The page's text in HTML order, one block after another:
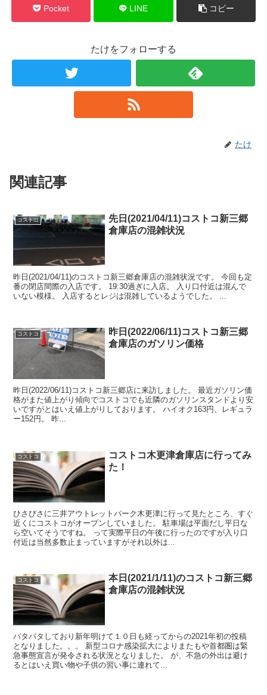
Pocket LINE コピー
たけをフォローする
たけ
関連記事
コストコ
先日(2021/04/11)コストコ新三郷
倉庫店の混雑状況
昨日(2021/04/11)のコストコ新三郷倉庫店の混雑状況です。 今回も定
番の閉店間際の入店です。 19:30過ぎに入店。 入り口付近は混んで
いない模様。 入店するとレジは混雑しているようでした。 ...
コストコ
昨日(2022/06/11)コストコ新三郷
倉庫店のガソリン価格
昨日(2022/06/11)コストコ新三郷店に来訪しました。 最近ガソリン価
格がまた値上がり傾向でコストコでも近隣のガソリンスタンドより安
いですがとはいえ値上がりしております。 ハイオク163円、レギュラ
ー152円。 昨...
コストコ
コストコ木更津倉庫店に行ってみ
た！
ひさびさに三井アウトレットパーク木更津に行って見たところ、すぐ
近くにコストコがオープンしていました。 駐車場は平面だし平日な
ら空いてそうですね。 って実際平日の午後に行ったのですが入り口
付近は当然多数止まっていますがそれ以外は...
コストコ
本日(2021/1/11)のコストコ新三郷
倉庫店の混雑状況
バタバタしており新年明けて１０日も経ってからの2021年初の投稿
となりました。。。 新型コロナ感染拡大によりまたもや首都圏は緊
急事態宣言が発令される状況となりました。 が、不急の外出は避け
るとはいえ買い物や子供の習い事に連れて...